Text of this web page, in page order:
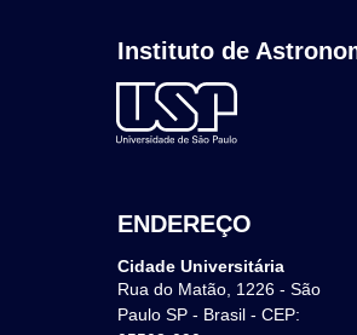
Instituto de
ENDEREÇO
Cidade Universitária
Rua do Matão, 1226 - São
Paulo SP - Brasil - CEP: